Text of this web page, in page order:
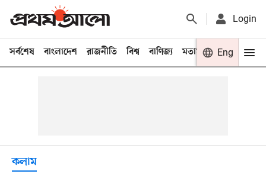
Login
সর্বশেষ বাংলাদেশ রাজনীতি বিশ্ব বাণিজ্য মতামত খেলা
Eng
কলাম